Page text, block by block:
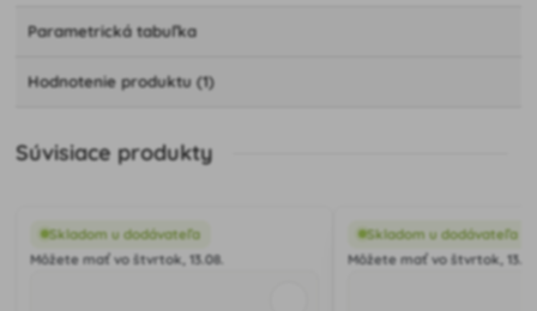
Parametrická tabuľka
Hodnotenie produktu (1)
Súvisiace produkty
Skladom u dodávateľa
Môžete mať vo štvrtok, 13.08.
Skladom u dodávateľa
Môžete mať vo štvrtok,